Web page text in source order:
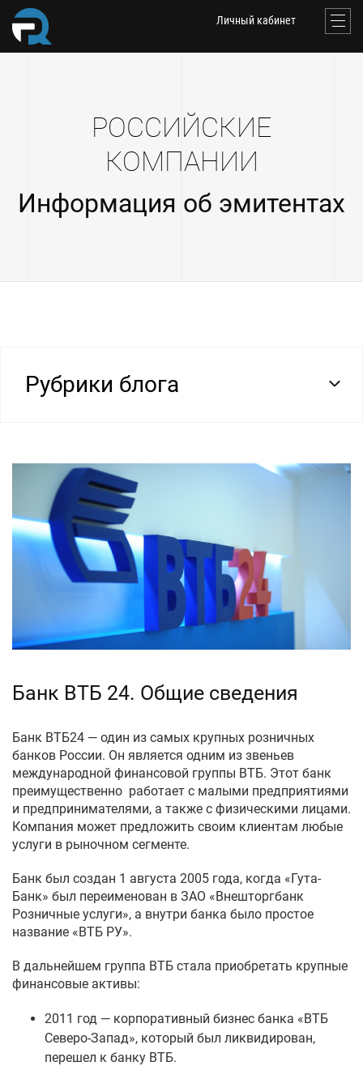
Личный кабинет
РОССИЙСКИЕ
КОМПАНИИ
Информация об эмитентах
Рубрики блога
Банк ВТБ 24. Общие сведения
Банк ВТБ24 — один из самых крупных розничных
банков России. Он является одним из звеньев
международной финансовой группы ВТБ. Этот банк
преимущественно работает с малыми предприятиями
и предпринимателями, а также с физическими лицами.
Компания может предложить своим клиентам любые
услуги в рыночном сегменте.
Банк был создан 1 августа 2005 года, когда «Гута-
Банк» был переименован в ЗАО «Внешторгбанк
Розничные услуги», а внутри банка было простое
название «ВТБ РУ».
В дальнейшем группа ВТБ стала приобретать крупные
финансовые активы:
2011 год — корпоративный бизнес банка «ВТБ
Северо-Запад», который был ликвидирован,
перешел к банку ВТБ.